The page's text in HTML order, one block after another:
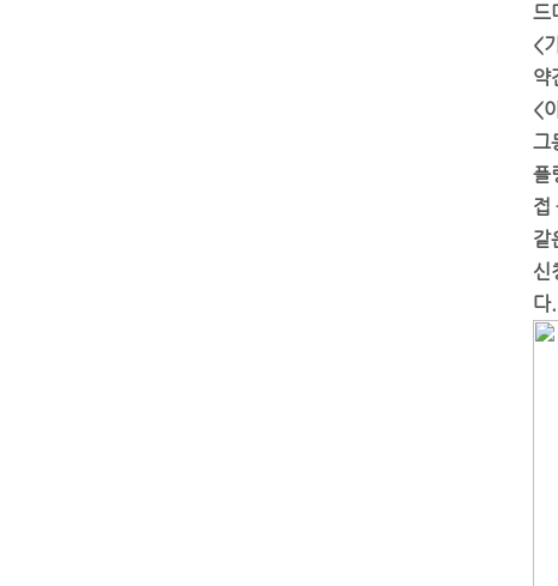
드
<
약
<
그
플
접
같
신
다.